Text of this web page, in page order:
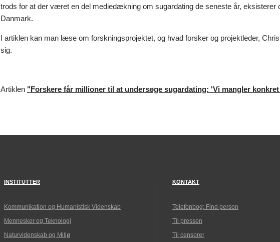
trods for at der været en del mediedækning om sugardating de seneste år, eksisterer
Danmark.
I artiklen kan man læse om forskningsprojektet, og hvad forsker og projektleder,
sig.
Artiklen "Forskere får millioner til at undersøge sugardating: 'Vi mangler
INSTITUTTER
Kommunikation og Humanistisk Videnskab
Mennesker og Teknologi
Naturvidenskab og Miljø
KONTAKT
Telefonbog: Find person
Til pressen
Til censorer